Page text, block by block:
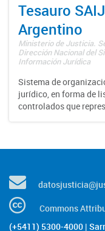
Tesauro
Argentino
Ministerio de Justicia.
Dirección Nacional del
Información Jurídica
Sistema de
jurídico, en forma de
controlados que
Commons
(+5411) 5300-4000 |